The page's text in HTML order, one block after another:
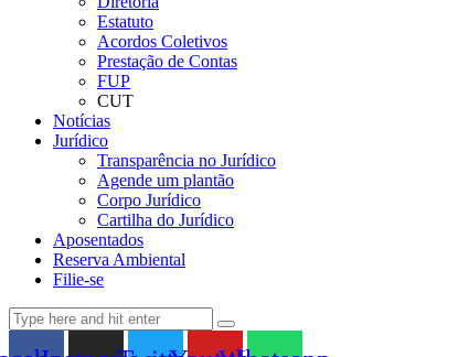
Estatuto
Acordos Coletivos
Prestação de Contas
FUP
CUT
Notícias
Jurídico
Transparência no Jurídico
Agende um plantão
Corpo Jurídico
Cartilha do Jurídico
Aposentados
Reserva Ambiental
Filie-se